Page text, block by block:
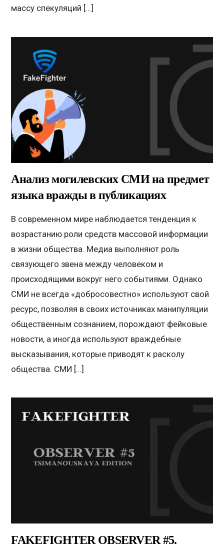
массу спекуляций […]
Анализ могилевских СМИ на предмет
языка вражды в публикациях
В современном мире наблюдается тенденция к
возрастанию роли средств массовой информации
в жизни общества. Медиа выполняют роль
связующего звена между человеком и
происходящими вокруг него событиями. Однако
СМИ не всегда «добросовестно» используют свой
ресурс, позволяя в своих источниках манипуляции
общественным сознанием, порождают фейковые
новости, а иногда используют враждебные
высказывания, которые приводят к расколу
общества. СМИ […]
FAKEFIGHTER OBSERVER #5.